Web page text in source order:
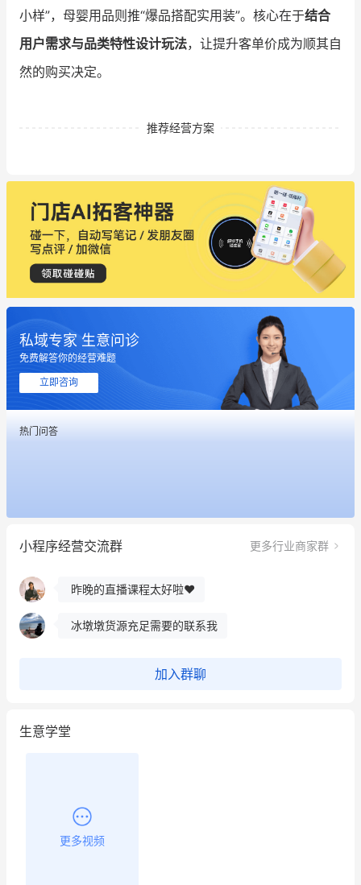
小样”，母婴用品则推“爆品搭配实用装”。核心在于结合
用户需求与品类特性设计玩法，让提升客单价成为顺其自
然的购买决定。
推荐经营方案
私域专家 生意问诊
免费解答你的经营难题
立即咨询
热门问答
小程序经营交流群 更多行业商家群
餐饮也得靠私域和服务提高竞争力
昨晚的直播课程太好啦❤️
冰墩墩货源充足需要的联系我
这个营销策划案例推荐大家看一下
加入群聊
生意学堂
更多视频